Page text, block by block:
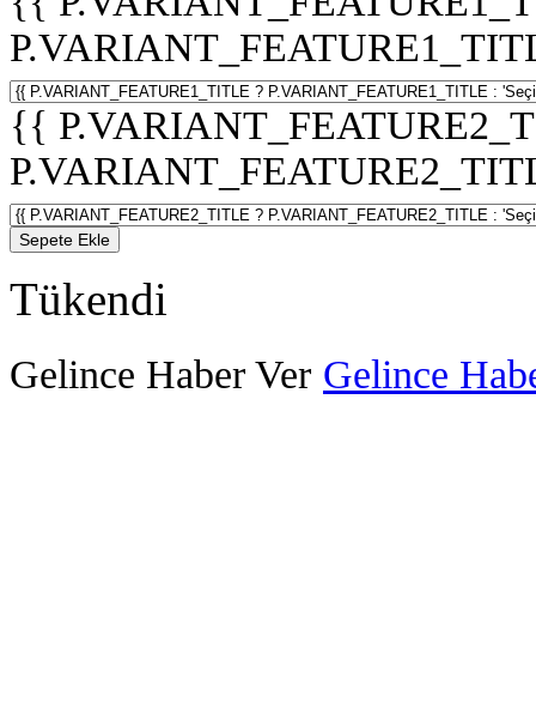
{{
Sepete Ekle
Tükendi
Gelince Haber Ver Gelince